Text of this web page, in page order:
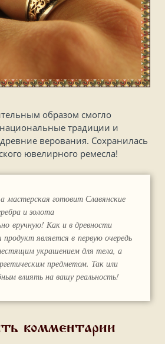
образом смогло
национальные традиции и
верования. Сохранилась
ювелирного ремесла!
мастерская готовит Славянские
и золота
вручную! Как и в древности
является в первую очередь
украшением для тела, а
предметом. Так или
влиять на вашу реальность!
комментарии